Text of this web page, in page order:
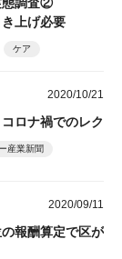
上げ必要
ケア
2020/10/21
ロナ禍でのレク
産業新聞
2020/09/11
報酬算定で区が